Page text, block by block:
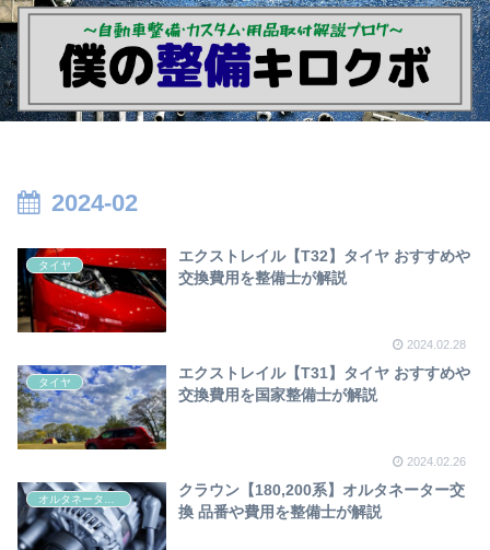
2024-02
タイヤ
エクストレイル【T32】タイヤ おすすめや
交換費用を整備士が解説
2024.02.28
タイヤ
エクストレイル【T31】タイヤ おすすめや
交換費用を国家整備士が解説
2024.02.26
クラウン【180,200系】オルタネーター交
換 品番や費用を整備士が解説